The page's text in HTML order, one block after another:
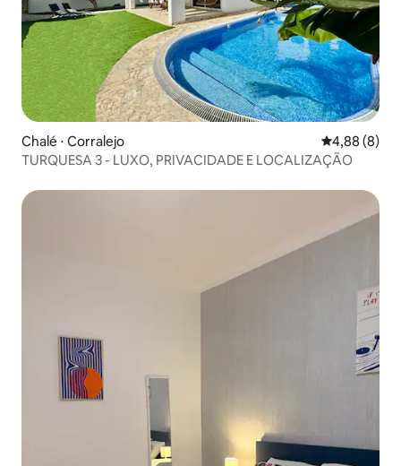
Chalé ⋅ Corralejo 4,88 de uma
4,88 (8)
TURQUESA 3 - LUXO, PRIVACIDADE E LOCALIZAÇÃO